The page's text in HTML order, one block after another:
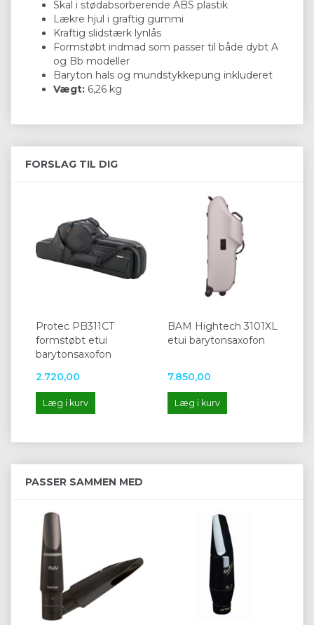
Skal i stødabsorberende ABS plastik
Lækre hjul i graftig gummi
Kraftig slidstærk lynlås
Formstøbt indmad som passer til både dybt A
og Bb modeller
Baryton hals og mundstykkepung inkluderet
Vægt: 6,26 kg
FORSLAG TIL DIG
Protec PB311CT
formstøbt etui
barytonsaxofon
2.720,00
Læg i kurv
BAM Hightech 3101XL
etui barytonsaxofon
7.850,00
Læg i kurv
PASSER SAMMEN MED